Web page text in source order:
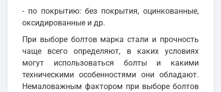
- по покрытию: без покрытия, оцинкованные,
оксидированные и др.
При выборе болтов марка стали и прочность
чаще всего определяют, в каких условиях
могут использоваться болты и какими
техническими особенностями они обладают.
Немаловажным фактором при выборе болтов